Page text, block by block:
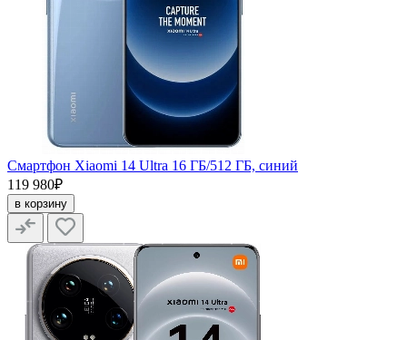
Смартфон Xiaomi 14 Ultra 16 ГБ/512 ГБ, синий
119 980₽
в корзину